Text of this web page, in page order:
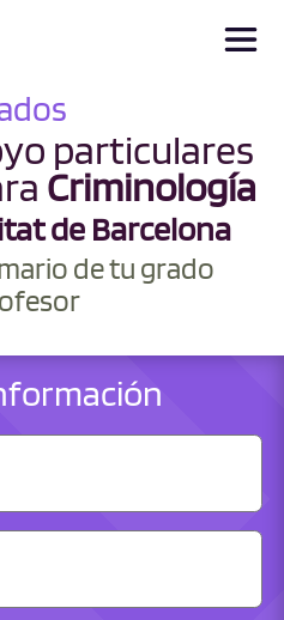
particulares
Criminología
de Barcelona
de tu grado